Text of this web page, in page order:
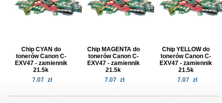
Chip CYAN do
tonerów Canon C-
EXV47 - zamiennik
21.5k
7.07 zł
Chip MAGENTA do
tonerów Canon C-
EXV47 - zamiennik
21.5k
7.07 zł
Chip YELLOW do
tonerów Canon C-
EXV47 - zamiennik
21.5k
7.07 zł